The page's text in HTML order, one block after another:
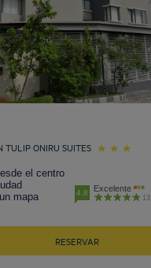
TULIP ONIRU SUITES
el centro
mapa
4.8 Excelente
RESERVAR